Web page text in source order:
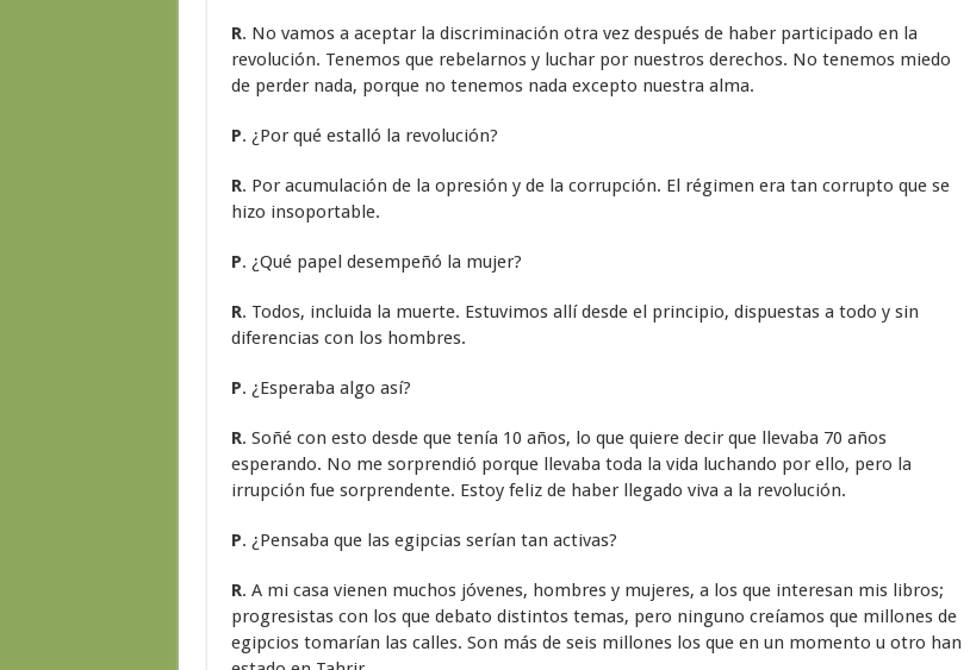
R. No vamos a aceptar la discriminación otra vez después de haber participado en la
revolución. Tenemos que rebelarnos y luchar por nuestros derechos. No tenemos miedo
de perder nada, porque no tenemos nada excepto nuestra alma.
P. ¿Por qué estalló la revolución?
R. Por acumulación de la opresión y de la corrupción. El régimen era tan corrupto que se
hizo insoportable.
P. ¿Qué papel desempeñó la mujer?
R. Todos, incluida la muerte. Estuvimos allí desde el principio, dispuestas a todo y sin
diferencias con los hombres.
P. ¿Esperaba algo así?
R. Soñé con esto desde que tenía 10 años, lo que quiere decir que llevaba 70 años
esperando. No me sorprendió porque llevaba toda la vida luchando por ello, pero la
irrupción fue sorprendente. Estoy feliz de haber llegado viva a la revolución.
P. ¿Pensaba que las egipcias serían tan activas?
R. A mi casa vienen muchos jóvenes, hombres y mujeres, a los que interesan mis libros;
progresistas con los que debato distintos temas, pero ninguno creíamos que millones de
egipcios tomarían las calles. Son más de seis millones los que en un momento u otro han